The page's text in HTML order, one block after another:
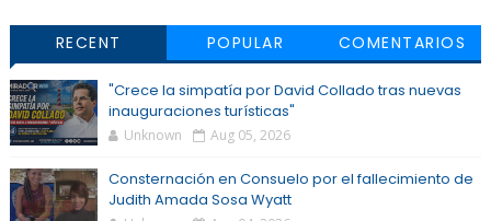
RECENT POPULAR COMENTARIOS
"Crece la simpatía por David Collado tras nuevas
inauguraciones turísticas"
Unknown Aug 05, 2026
Consternación en Consuelo por el fallecimiento de
Judith Amada Sosa Wyatt